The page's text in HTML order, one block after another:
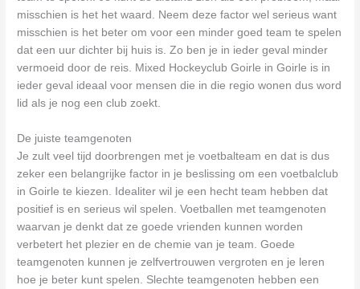
misschien is het het waard. Neem deze factor wel serieus want
misschien is het beter om voor een minder goed team te spelen
dat een uur dichter bij huis is. Zo ben je in ieder geval minder
vermoeid door de reis. Mixed Hockeyclub Goirle in Goirle is in
ieder geval ideaal voor mensen die in die regio wonen dus word
lid als je nog een club zoekt.
De juiste teamgenoten
Je zult veel tijd doorbrengen met je voetbalteam en dat is dus
zeker een belangrijke factor in je beslissing om een voetbalclub
in Goirle te kiezen. Idealiter wil je een hecht team hebben dat
positief is en serieus wil spelen. Voetballen met teamgenoten
waarvan je denkt dat ze goede vrienden kunnen worden
verbetert het plezier en de chemie van je team. Goede
teamgenoten kunnen je zelfvertrouwen vergroten en je leren
hoe je beter kunt spelen. Slechte teamgenoten hebben een